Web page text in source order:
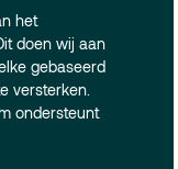
het
doen wij aan
gebaseerd
versterken.
ondersteunt